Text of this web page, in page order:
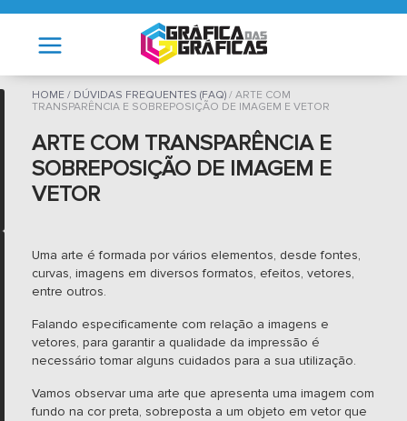
HOME DÚVIDAS FREQUENTES (FAQ)
ARTE COM
TRANSPARÊNCIA E SOBREPOSIÇÃO DE IMAGEM E VETOR
ARTE COM TRANSPARÊNCIA E
SOBREPOSIÇÃO DE IMAGEM E
VETOR
­­­Uma arte é formada por vários elementos, desde fontes,
curvas, imagens em diversos formatos, efeitos, vetores,
entre outros.
Falando especificamente com relação a imagens e
vetores, para garantir a qualidade da impressão é
necessário tomar alguns cuidados para a sua utilização.
Vamos observar uma arte que apresenta uma imagem com
fundo na cor preta, sobreposta a um objeto em vetor que